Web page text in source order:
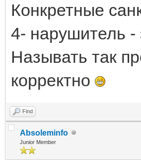
Конкретные
4- нарушитель -
Называть так
корректно
Find
Absoleminfo
Junior Member